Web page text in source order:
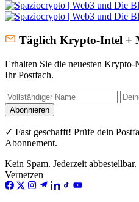
Täglich Krypto-Intel +
Erhalten Sie die neuesten
Ihr Postfach.
Abonnieren
✓ Fast geschafft! Prüfe dein
Abonnement.
Kein Spam. Jederzeit abbestellbar.
Vernetzen